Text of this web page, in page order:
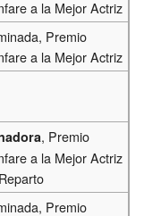
a la Mejor Actriz
Premio
a la Mejor Actriz
, Premio
a la Mejor Actriz
Premio